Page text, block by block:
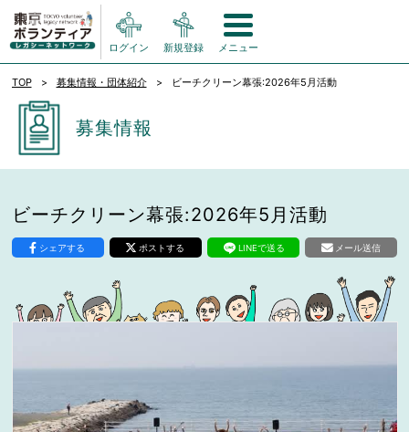
ログイン 新規登録 メニュー
TOP 募集情報・団体紹介 ビーチクリーン幕張:2026年5月活動
募集情報
ビーチクリーン幕張:2026年5月活動
シェアする ポストする LINEで送る メール送信